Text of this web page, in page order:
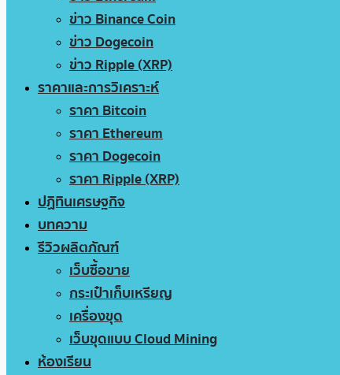
ข่าว Binance Coin
ข่าว Dogecoin
ข่าว Ripple (XRP)
ราคาและการวิเคราะห์
ราคา Bitcoin
ราคา Ethereum
ราคา Dogecoin
ราคา Ripple (XRP)
ปฏิทินเศรษฐกิจ
บทความ
รีวิวผลิตภัณฑ์
เว็บซื้อขาย
กระเป๋าเก็บเหรียญ
เครื่องขุด
เว็บขุดแบบ Cloud Mining
ห้องเรียน